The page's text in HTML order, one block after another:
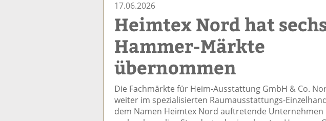
17.06.2026
Heimtex Nord hat
Hammer-Märkte
übernommen
Die Fachmärkte für Heim-Ausstattung GmbH & Co.
weiter im spezialisierten Raumausstattungs-
dem Namen Heimtex Nord auftretende Unternehmen